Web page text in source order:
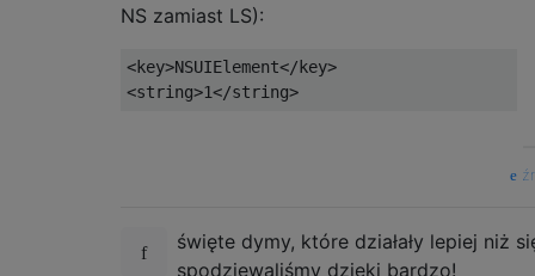
NS zamiast LS):
<key>NSUIElement</key>
święte dymy, które działały lepiej niż
spodziewaliśmy dzięki bardzo!